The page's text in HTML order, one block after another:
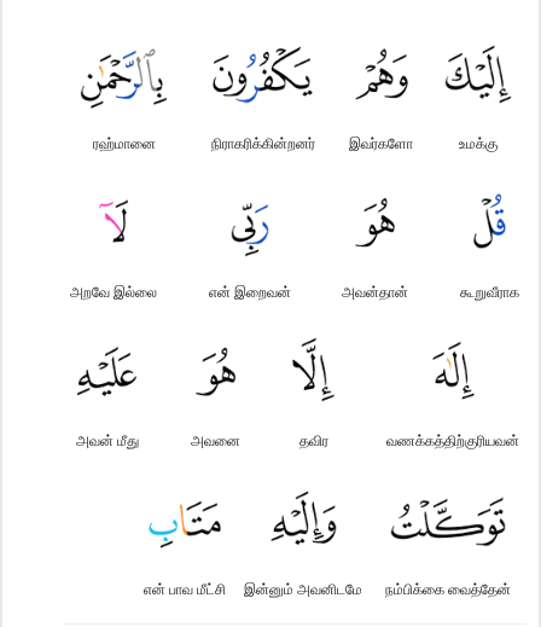
உமக்கு
இவர்களோ
நிராகரிக்கின்றனர்
ரஹ்மானை
கூறுவீராக
அவன்தான்
என் இறைவன்
அறவே இல்லை
வணக்கத்திற்குரியவன்
தவிர
அவனை
அவன் மீது
நம்பிக்கை வைத்தேன்
இன்னும் அவனிடமே
என் பாவ மீட்சி